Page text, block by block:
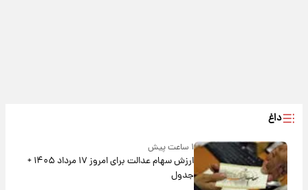
داغ
۱ ساعت پیش
ارزش سهام عدالت برای امروز ۱۷ مرداد ۱۴۰۵ +
جدول